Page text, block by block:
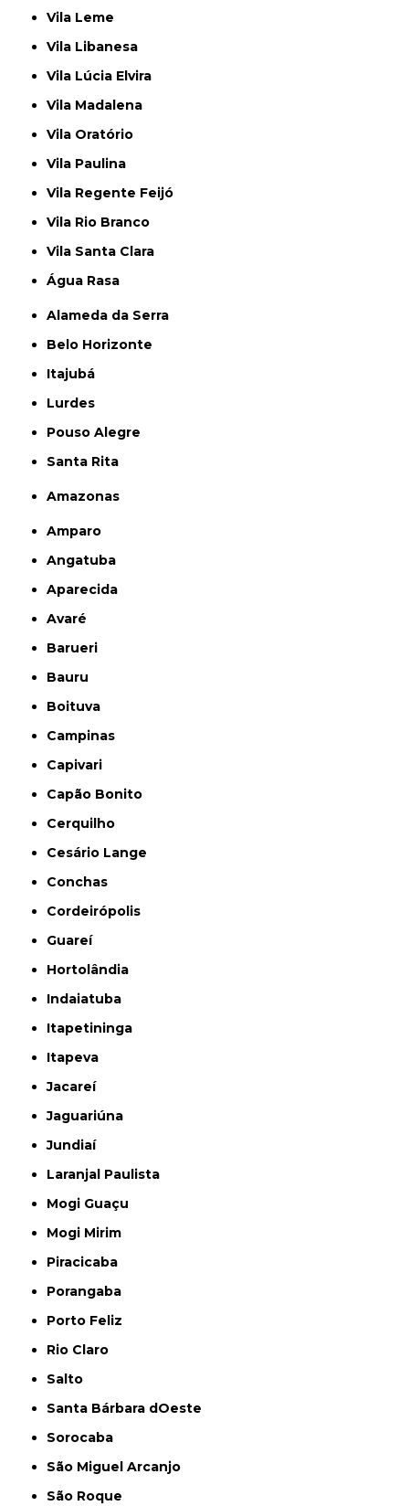
Vila Leme
Vila Libanesa
Vila Lúcia Elvira
Vila Madalena
Vila Oratório
Vila Paulina
Vila Regente Feijó
Vila Rio Branco
Vila Santa Clara
Água Rasa
Alameda da Serra
Belo Horizonte
Itajubá
Lurdes
Pouso Alegre
Santa Rita
Amazonas
Amparo
Angatuba
Aparecida
Avaré
Barueri
Bauru
Boituva
Campinas
Capivari
Capão Bonito
Cerquilho
Cesário Lange
Conchas
Cordeirópolis
Guareí
Hortolândia
Indaiatuba
Itapetininga
Itapeva
Jacareí
Jaguariúna
Jundiaí
Laranjal Paulista
Mogi Guaçu
Mogi Mirim
Piracicaba
Porangaba
Porto Feliz
Rio Claro
Salto
Santa Bárbara dOeste
Sorocaba
São Miguel Arcanjo
São Roque